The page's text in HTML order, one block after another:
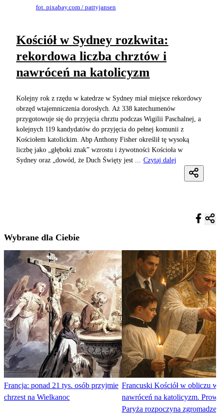
fot. pixabay.com / pattyjansen
Kościół w Sydney rozkwita:
rekordowa liczba chrztów i
nawróceń na katolicyzm
Kolejny rok z rzędu w katedrze w Sydney miał miejsce rekordowy
obrzęd wtajemniczenia dorosłych. Aż 338 katechumenów
przygotowuje się do przyjęcia chrztu podczas Wigilii Paschalnej, a
kolejnych 119 kandydatów do przyjęcia do pełnej komunii z
Kościołem katolickim. Abp Anthony Fisher określił tę wysoką
liczbę jako „głęboki znak” wzrostu i żywotności Kościoła w
Sydney oraz „dowód, że Duch Święty jest ...
Czytaj dalej
Wybrane dla Ciebie
Francja: ponad 21 tys. osób przyjmie
chrzest na Wielkanoc
Francuski Kościół w obliczu
nawróceń na katolicyzm.
Paryża rozpoczyna